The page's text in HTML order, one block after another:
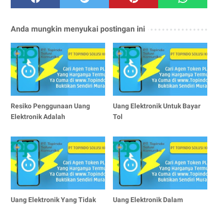
Anda mungkin menyukai postingan ini
Resiko Penggunaan Uang
Elektronik Adalah
Uang Elektronik Untuk Bayar
Tol
Uang Elektronik Yang Tidak
Uang Elektronik Dalam